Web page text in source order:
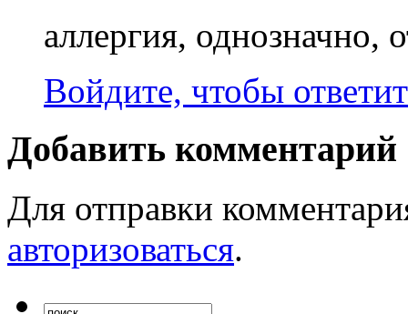
аллергия, однозначно,
Войдите, чтобы
Добавить комментарий
Для отправки
авторизоваться.